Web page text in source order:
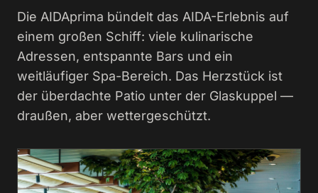
Die AIDAprima bündelt das AIDA-Erlebnis auf
einem großen Schiff: viele kulinarische
Adressen, entspannte Bars und ein
weitläufiger Spa-Bereich. Das Herzstück ist
der überdachte Patio unter der Glaskuppel —
draußen, aber wettergeschützt.